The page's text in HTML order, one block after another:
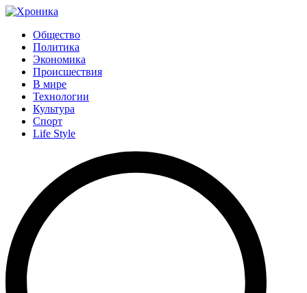
Общество
Политика
Экономика
Происшествия
В мире
Технологии
Культура
Спорт
Life Style